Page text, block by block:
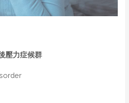
壓力症候群